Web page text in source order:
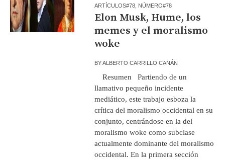
ARTÍCULOS#78 NÚMERO#78
Elon Musk, Hume, los
memes y el moralismo
woke
BYALBERTO CARRILLO CANÁN
Resumen Partiendo de un
llamativo pequeño incidente
mediático, este trabajo esboza la
crítica del moralismo occidental en su
conjunto, centrándose en la del
moralismo woke como subclase
actualmente dominante del moralismo
occidental. En la primera sección